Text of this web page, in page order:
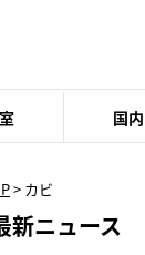
国内
> カビ
新ニュース